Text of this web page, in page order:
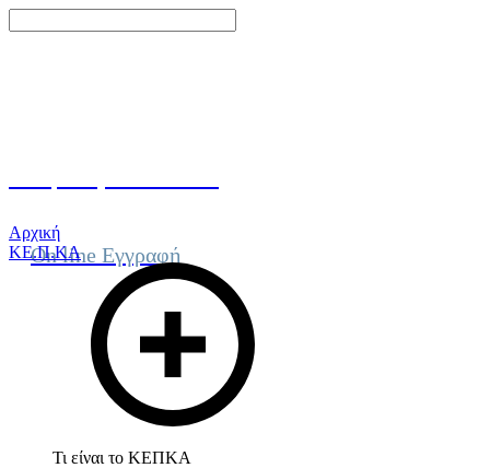
On line Εγγραφή
Αρχική
ΚΕ.Π.ΚΑ
Τι είναι το ΚΕΠΚΑ